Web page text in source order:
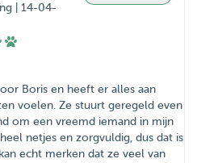
| 14-04-
Boris en heeft er alles aan
voelen. Ze stuurt geregeld even
om een vreemd iemand in mijn
netjes en zorgvuldig, dus dat is
echt merken dat ze veel van